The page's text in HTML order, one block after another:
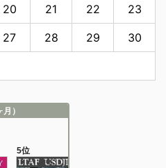
20 21 22 23
27 28 29 30